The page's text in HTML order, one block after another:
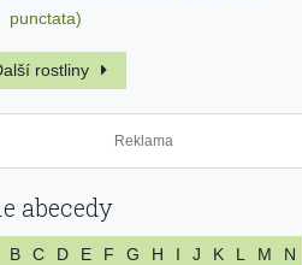
punctata)
rostliny
abecedy
B C D E F G H I J K L M
N